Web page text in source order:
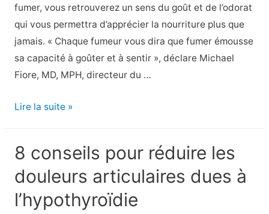
pouvez
éviter
fumer, vous retrouverez un sens du goût et de l’odorat
qui vous permettra d’apprécier la nourriture plus que
jamais. « Chaque fumeur vous dira que fumer émousse
sa capacité à goûter et à sentir », déclare Michael
Fiore, MD, MPH, directeur du …
Les
les
pires
aliments
pour
Lire la suite »
8 conseils pour réduire les
douleurs articulaires dues à
l’hypothyroïdie